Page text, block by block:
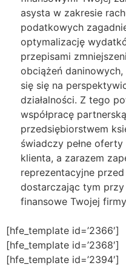
asysta w zakresie
podatkowych
optymalizację
przepisami
obciążeń
się się na
działalności. Z tego
współpracę
przedsiębiorstwem
świadczy pełne
klienta, a zarazem
reprezentacyjne
dostarczając tym
finansowe Twojej
[hfe_template id=’2366′]
[hfe_template id=’2368′]
[hfe_template id=’2394′]